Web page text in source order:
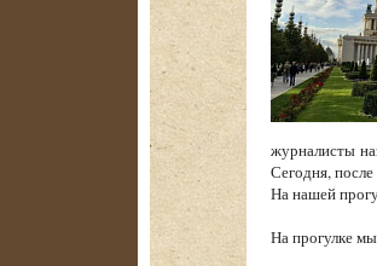
журналисты
Сегодня,
На нашей
На прогулке